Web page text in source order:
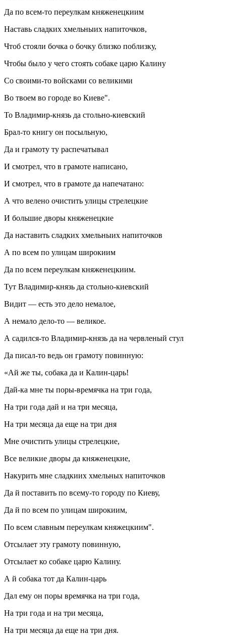
Да по всем-то переулкам княженецкиим
Наставь сладких хмельныих напиточков,
Чтоб стояли бочка о бочку близко поблизку,
Чтобы было у чего стоять собаке царю Калину
Со своими-то войсками со великими
Во твоем во городе во Киеве".
То Владимир-князь да стольно-киевский
Брал-то книгу он посыльную,
Да и грамоту ту распечатывал
И смотрел, что в грамоте написано,
И смотрел, что в грамоте да напечатано:
А что велено очистить улицы стрелецкие
И большие дворы княженецкие
Да наставить сладких хмельныих напиточков
А по всем по улицам широкиим
Да по всем переулкам княженецкиим.
Тут Владимир-князь да стольно-киевский
Видит — есть это дело немалое,
А немало дело-то — великое.
А садился-то Владимир-князь да на червленый стул
Да писал-то ведь он грамоту повинную:
«Ай же ты, собака да и Калин-царь!
Дай-ка мне ты поры-времячка на три года,
На три года дай и на три месяца,
На три месяца да еще на три дня
Мне очистить улицы стрелецкие,
Все великие дворы да княженецкие,
Накурить мне сладкиих хмельных напиточков
Да й поставить по всему-то городу по Киеву,
Да й по всем по улицам широкиим,
По всем славным переулкам княжецкиим".
Отсылает эту грамоту повинную,
Отсылает ко собаке царю Калину.
А й собака тот да Калин-царь
Дал ему он поры времячка на три года,
На три года и на три месяца,
На три месяца да еще на три дня.